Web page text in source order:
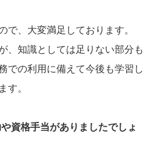
、大変満足しております。
、知識としては足りない部分も
での利用に備えて今後も学習し
。
資格手当がありましたでしょ